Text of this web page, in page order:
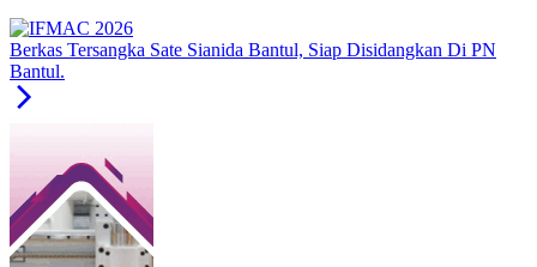
Berkas Tersangka Sate Sianida Bantul, Siap Disidangkan Di PN
Bantul.